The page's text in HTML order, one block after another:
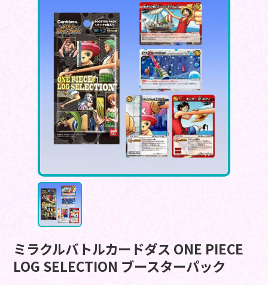
ミラクルバトルカードダス ONE PIECE
LOG SELECTION ブースターパック